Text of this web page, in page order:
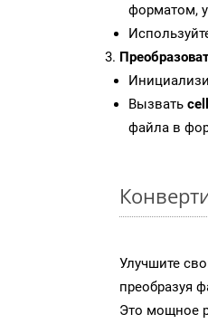
форматом,
Вызвать
файла в
Улучшите
преобразуя
Это мощное